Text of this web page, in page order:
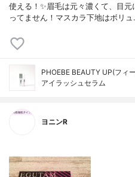
使える！✨眉毛は元々濃くて、目
ってません！マスカラ下地はボリ
PHOEBE BEAUTY UP(フィ
アイラッシュセラム
ヨニンR